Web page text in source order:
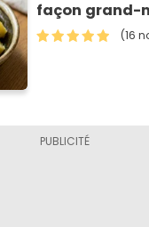
façon grand-
(16